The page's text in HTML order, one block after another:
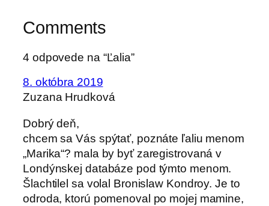
Comments
4 odpovede na “Ľalia”
8. októbra 2019
Zuzana Hrudková
Dobrý deň,
chcem sa Vás spýtať, poznáte ľaliu menom
„Marika“? mala by byť zaregistrovaná v
Londýnskej databáze pod týmto menom.
Šlachtilel sa volal Bronislaw Kondroy. Je to
odroda, ktorú pomenoval po mojej mamine,